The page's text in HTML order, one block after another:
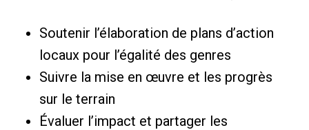
Soutenir l’élaboration de plans d’action
locaux pour l’égalité des genres
Suivre la mise en œuvre et les progrès
sur le terrain
Évaluer l’impact et partager les